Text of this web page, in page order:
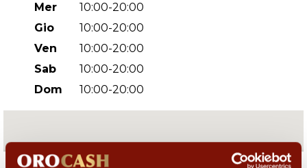
Mer
10:00-20:00
Gio
10:00-20:00
Ven
10:00-20:00
Sab
10:00-20:00
Dom
10:00-20:00